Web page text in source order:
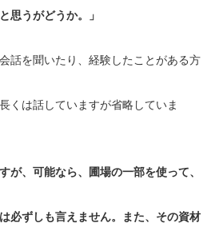
思うがどうか。」
話を聞いたり、経験したことがある方
くは話していますが省略していま
が、可能なら、圃場の一部を使って、
必ずしも言えません。また、その資材